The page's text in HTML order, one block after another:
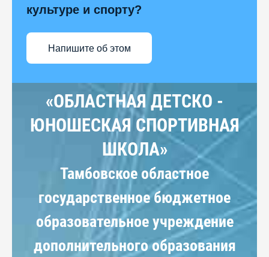
культуре и спорту?
Напишите об этом
«ОБЛАСТНАЯ ДЕТСКО -
ЮНОШЕСКАЯ СПОРТИВНАЯ
ШКОЛА»
Тамбовское областное
государственное бюджетное
образовательное учреждение
дополнительного образования